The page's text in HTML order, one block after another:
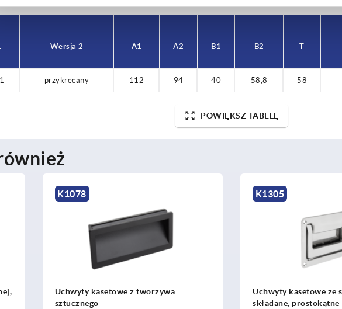
Wersja 2 A1 A2 B1 B2 T
przykrecany 112 94 40 58,8 58
POWIĘKSZ TABELĘ
K1078
Uchwyty kasetowe z tworzywa
sztucznego
K1305
Uchwyty kasetowe ze
składane, prostokątne